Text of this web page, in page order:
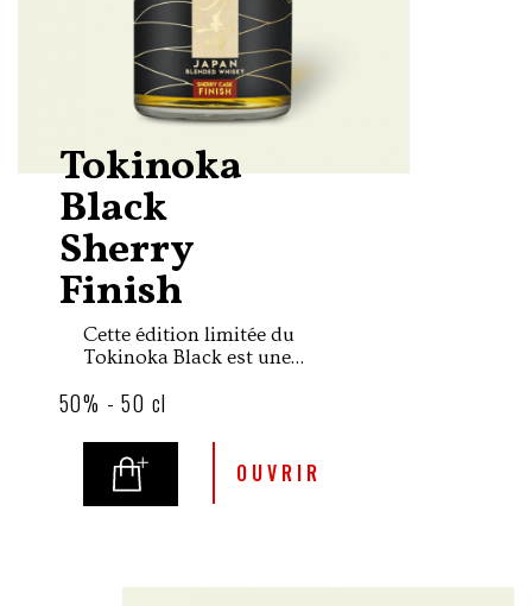
Tokinoka
Black
Sherry
Finish
Cette édition limitée du
Tokinoka Black est une
fûts de Sherry, ayant été
vieillissement des vins
Andalous les célèbres Xérès
Oloroso.
50% - 50 cl
OUVRIR